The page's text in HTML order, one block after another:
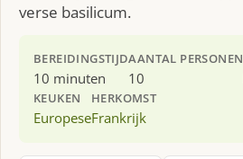
verse basilicum.
BEREIDINGSTIJD
10 minuten
AANTAL PERSONEN
10
KEUKEN
Europese
HERKOMST
Frankrijk